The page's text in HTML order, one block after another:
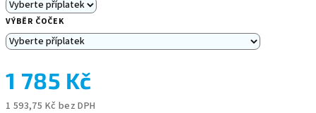
VÝBĚR ČOČEK
1 785 Kč
1 593,75 Kč bez DPH